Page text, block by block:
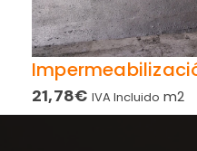
21,78€ IVA Incluido m2